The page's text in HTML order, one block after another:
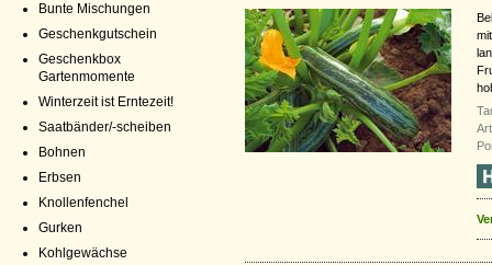
Bunte Mischungen
Geschenkgutschein
Geschenkbox
Gartenmomente
Winterzeit ist Erntezeit!
Saatbänder/-scheiben
Bohnen
Erbsen
Knollenfenchel
Gurken
Kohlgewächse